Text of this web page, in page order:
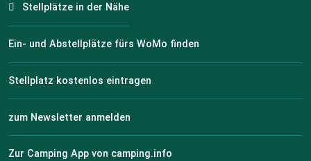
Stellplätze in der Nähe
Ein- und Abstellplätze fürs WoMo finden
Stellplatz kostenlos eintragen
zum Newsletter anmelden
Zur Camping App von camping.info